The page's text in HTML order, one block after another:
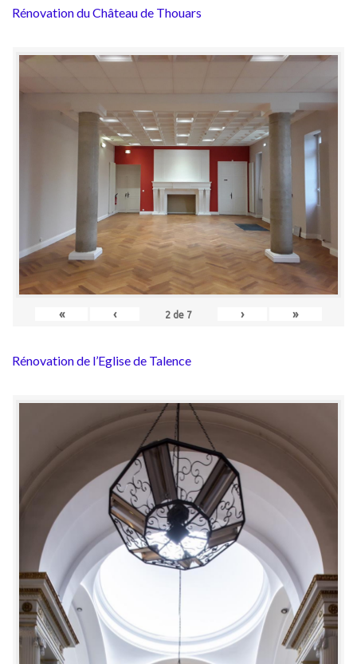
Rénovation du Château de Thouars
« ‹ 2 de 7 › »
Rénovation de l’Eglise de Talence